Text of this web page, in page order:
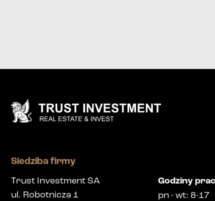
Siedziba firmy
Trust Investment SA
ul. Robotnicza 1
Godziny
pn-wt: 8-17